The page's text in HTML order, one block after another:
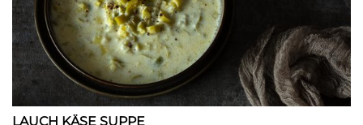
LAUCH KÄSE SUPPE